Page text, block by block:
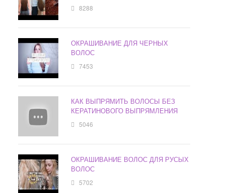
8288
ОКРАШИВАНИЕ ДЛЯ ЧЕРНЫХ
ВОЛОС
7453
КАК ВЫПРЯМИТЬ ВОЛОСЫ БЕЗ
КЕРАТИНОВОГО ВЫПРЯМЛЕНИЯ
5046
ОКРАШИВАНИЕ ВОЛОС ДЛЯ РУСЫХ
ВОЛОС
5702